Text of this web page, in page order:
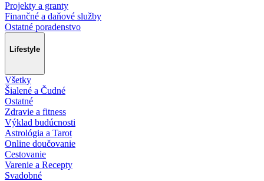
Projekty a granty
Finančné a daňové služby
Ostatné poradenstvo
Lifestyle
Všetky
Šialené a Čudné
Ostatné
Zdravie a fitness
Výklad budúcnosti
Astrológia a Tarot
Online doučovanie
Cestovanie
Varenie a Recepty
Svadobné